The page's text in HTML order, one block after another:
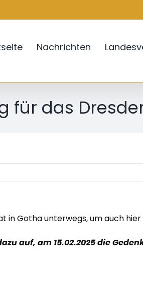
Nachrichten
für das
in Gotha unterwegs, um auch
auf, am 15.02.2025 die